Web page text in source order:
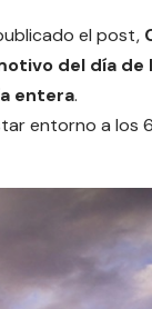
el post,
del día de
entera.
entorno a los